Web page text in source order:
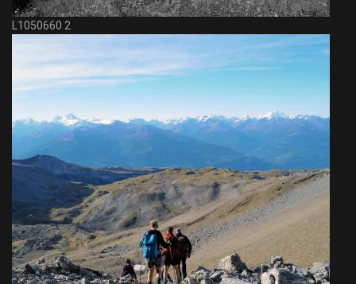
L1050660 2